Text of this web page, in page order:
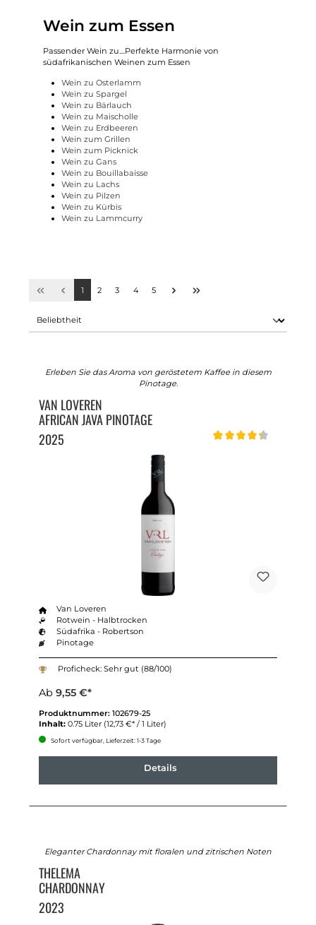
Wein zum Essen
Passender Wein zu....Perfekte Harmonie von
südafrikanischen Weinen zum Essen
Wein zu Osterlamm
Wein zu Spargel
Wein zu Bärlauch
Wein zu Maischolle
Wein zu Erdbeeren
Wein zum Grillen
Wein zum Picknick
Wein zu Gans
Wein zu Bouillabaisse
Wein zu Lachs
Wein zu Pilzen
Wein zu Kürbis
Wein zu Lammcurry
1 2 3 4 5
Erleben Sie das Aroma von geröstetem Kaffee in diesem
Pinotage.
VAN LOVEREN
AFRICAN JAVA PINOTAGE
2025
Van Loveren
Rotwein - Halbtrocken
Südafrika - Robertson
Pinotage
Proficheck: Sehr gut (88/100)
Ab 9,55 €*
Produktnummer: 102679-25
Inhalt: 0.75 Liter (12,73 €* / 1 Liter)
Sofort verfügbar, Lieferzeit: 1-3 Tage
Details
Eleganter Chardonnay mit floralen und zitrischen Noten
THELEMA
CHARDONNAY
2023